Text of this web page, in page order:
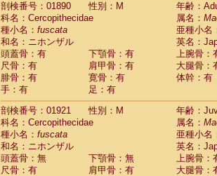
剖検番号：01890
性別：M
年齢：
科名：Cercopithecidae
属名：
種小名： fuscata
亜種小名
和名：ニホンザル
英名：
頭蓋骨：有
下顎骨：有
上腕骨：
尺骨：有
肩甲骨：有
大腿骨：
腓骨：有
寛骨：有
体幹：有
手：有
足：有
剖検番号：01921
性別：M
年齢：
科名：Cercopithecidae
属名：
種小名： fuscata
亜種小名
和名：ニホンザル
英名：
頭蓋骨：無
下顎骨：無
上腕骨：
尺骨：有
肩甲骨：有
大腿骨：